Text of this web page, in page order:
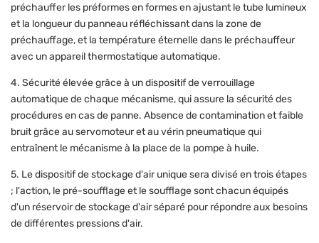
préchauffer les préformes en formes en ajustant le tube lumineux
et la longueur du panneau réfléchissant dans la zone de
préchauffage, et la température éternelle dans le préchauffeur
avec un appareil thermostatique automatique.
4. Sécurité élevée grâce à un dispositif de verrouillage
automatique de chaque mécanisme, qui assure la sécurité des
procédures en cas de panne. Absence de contamination et faible
bruit grâce au servomoteur et au vérin pneumatique qui
entraînent le mécanisme à la place de la pompe à huile.
5. Le dispositif de stockage d'air unique sera divisé en trois étapes
; l'action, le pré-soufflage et le soufflage sont chacun équipés
d'un réservoir de stockage d'air séparé pour répondre aux besoins
de différentes pressions d'air.